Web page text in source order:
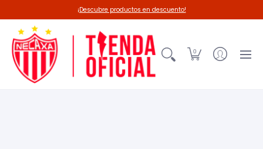
Línea 26-27 Deadpool-Necaxa
¡Descubre productos en descuento!
0